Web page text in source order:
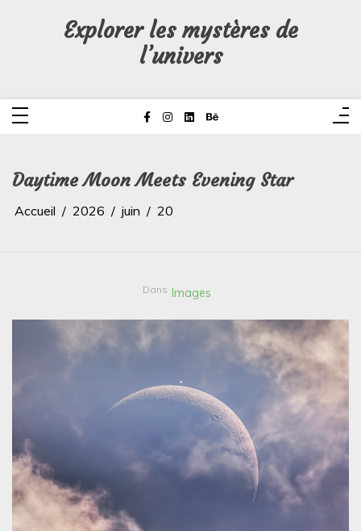
Explorer les mystères de
l’univers
Daytime Moon Meets Evening Star
Accueil 2026 juin 20
Dans Images